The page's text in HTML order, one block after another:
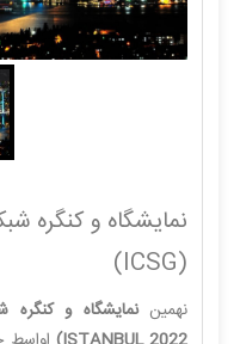
نمایشگاه و کنگره
(ICSG)
نهمین